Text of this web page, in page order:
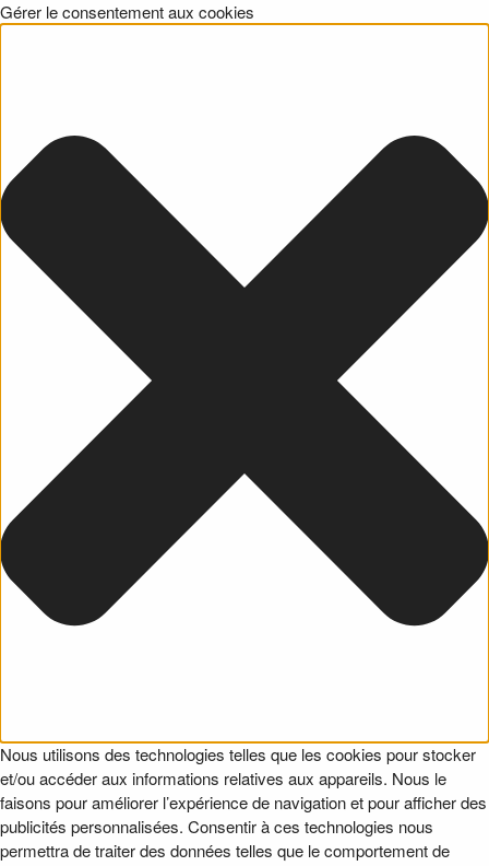
Gérer le consentement aux cookies
Nous utilisons des technologies telles que les cookies pour stocker
et/ou accéder aux informations relatives aux appareils. Nous le
faisons pour améliorer l’expérience de navigation et pour afficher des
publicités personnalisées. Consentir à ces technologies nous
permettra de traiter des données telles que le comportement de